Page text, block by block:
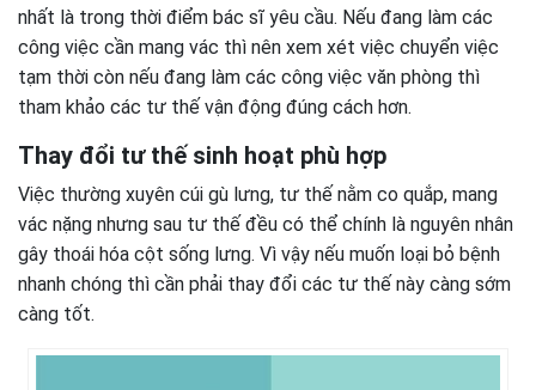
nhất là trong thời điểm bác sĩ yêu cầu. Nếu đang làm các
công việc cần mang vác thì nên xem xét việc chuyển việc
tạm thời còn nếu đang làm các công việc văn phòng thì
tham khảo các tư thế vận động đúng cách hơn.
Thay đổi tư thế sinh hoạt phù hợp
Việc thường xuyên cúi gù lưng, tư thế nằm co quắp, mang
vác nặng nhưng sau tư thế đều có thể chính là nguyên nhân
gây thoái hóa cột sống lưng. Vì vậy nếu muốn loại bỏ bệnh
nhanh chóng thì cần phải thay đổi các tư thế này càng sớm
càng tốt.